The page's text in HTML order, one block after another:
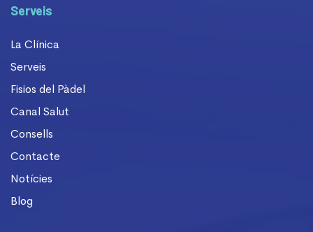
Serveis
La Clínica
Serveis
Fisios del Pàdel
Canal Salut
Consells
Contacte
Notícies
Blog